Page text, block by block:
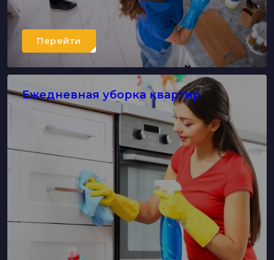
Перейти
Ежедневная уборка квартир